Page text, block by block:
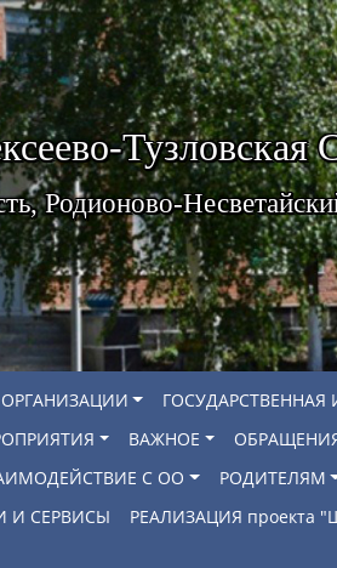
Родионово-
ГОСУДАРСТВЕННАЯ
ВАЖНОЕ
С ОО РОДИТЕЛЯМ
И СЕРВИСЫ
РЕАЛИЗАЦИЯ